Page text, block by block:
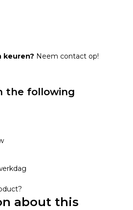
keuren? Neem contact op!
the following
about this